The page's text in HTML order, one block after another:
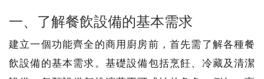
一、了解餐飲設備的基本需求
建立一個功能齊全的商用廚房前，首先需了解各種餐
飲設備的基本需求。基礎設備包括烹飪、冷藏及清潔